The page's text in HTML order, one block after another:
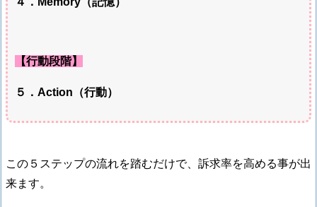
【行動段階】
５．Action（行動）
この５ステップの流れを踏むだけで、訴求率を高める事が出
来ます。